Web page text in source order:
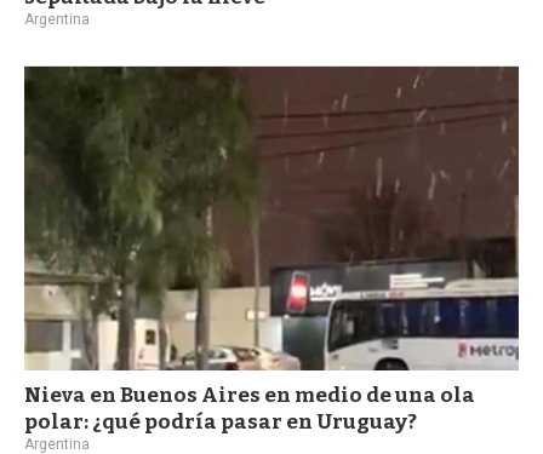
Argentina
Nieva en Buenos Aires en medio de una ola
polar: ¿qué podría pasar en Uruguay?
Argentina